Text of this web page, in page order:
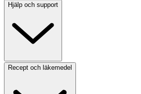
Hjälp och support
Recept och läkemedel